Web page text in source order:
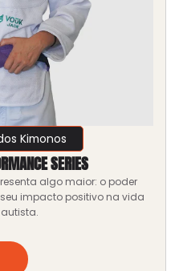
Kimonos
SERIES
algo maior: o poder
impacto positivo na vida